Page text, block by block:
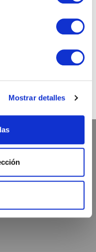
Mostrar detalles
más chic para tu
DE LA SELVA